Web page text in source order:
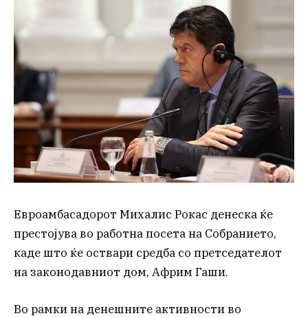
Евроамбасадорот Михалис Рокас денеска ќе
престојува во работна посета на Собранието,
каде што ќе оствари средба со претседателот
на законодавниот дом, Африм Гаши.
Во рамки на денешните активности во